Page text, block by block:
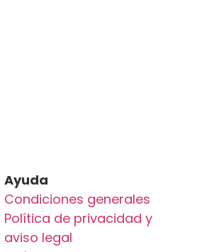
Ayuda
Condiciones generales
Política de privacidad y
aviso legal